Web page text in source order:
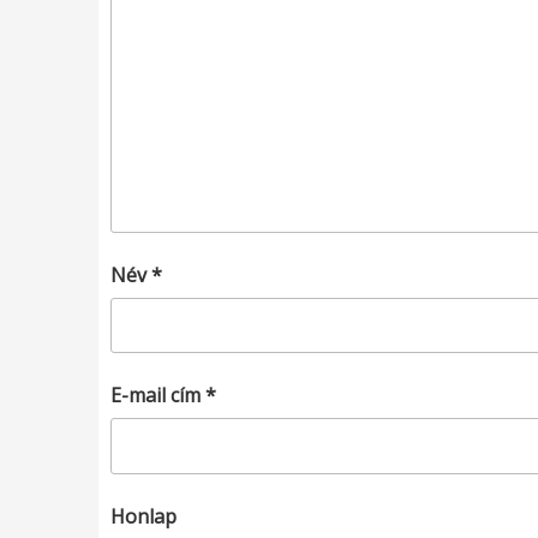
Név*
E-mail cím*
Honlap